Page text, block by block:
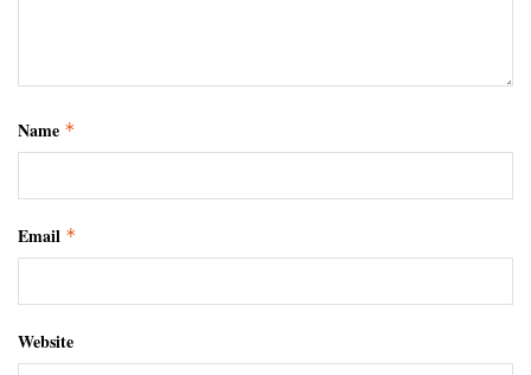
Name *
Email *
Website